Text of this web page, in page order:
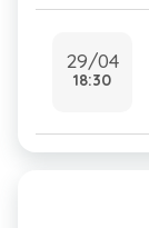
29/04
18:30